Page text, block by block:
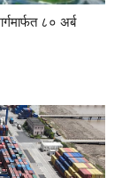
८० अर्ब